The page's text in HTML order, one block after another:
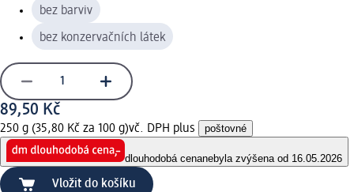
bez barviv
bez konzervačních látek
89,50 Kč
250 g (35,80 Kč za 100 g)vč. DPH plus poštovné
dlouhodobá cenanebyla zvýšena od 16.05.2026
Vložit do košíku